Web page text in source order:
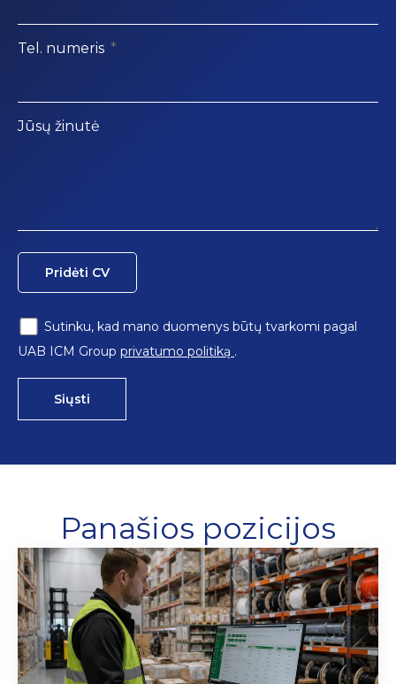
Tel. numeris
Jūsų žinutė
Pridėti CV
Sutinku, kad mano duomenys būtų tvarkomi pagal
UAB ICM Group privatumo politiką .
Siųsti
Panašios pozicijos